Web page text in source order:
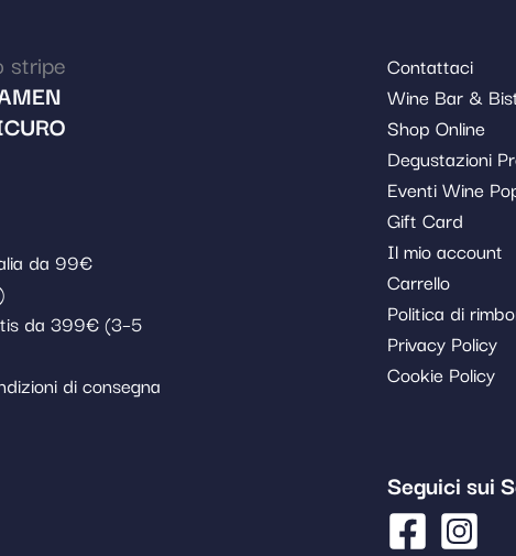
da 99€
da 399€ (3–5
di consegna
Contattaci
Wine Bar &
Shop Online
Degustazioni
Eventi Wine
Gift Card
Il mio account
Carrello
Politica di
Privacy Policy
Cookie Policy
Seguici sui